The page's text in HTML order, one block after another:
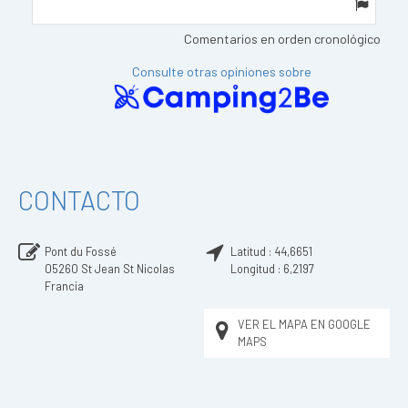
Comentarios en orden cronológico
Consulte otras opiniones sobre
CONTACTO
Pont du Fossé
05260 St Jean St Nicolas
Francia
Latitud : 44,6651
Longitud : 6,2197
VER EL MAPA EN GOOGLE
MAPS